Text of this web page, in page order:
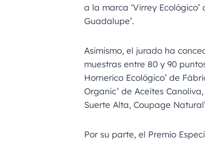
a la marca ‘Virrey
Guadalupe’.
Asimismo, el jurado ha
muestras entre 80 y 90
Hornerico Ecológico’ de
Organic’ de Aceites
Suerte Alta, Coupage
Por su parte, el Premio